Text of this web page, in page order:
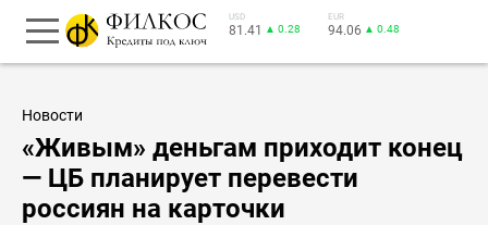
USD
81.41 ▲ 0.28
EUR
94.06 ▲ 0.48
Новости
«Живым» деньгам приходит конец
— ЦБ планирует перевести
россиян на карточки